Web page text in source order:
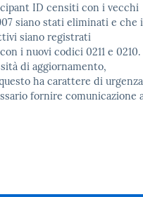
ID censiti con i vecchi
siano stati eliminati e che i
siano registrati
i nuovi codici 0211 e 0210.
di aggiornamento,
ha carattere di
fornire comunicazione